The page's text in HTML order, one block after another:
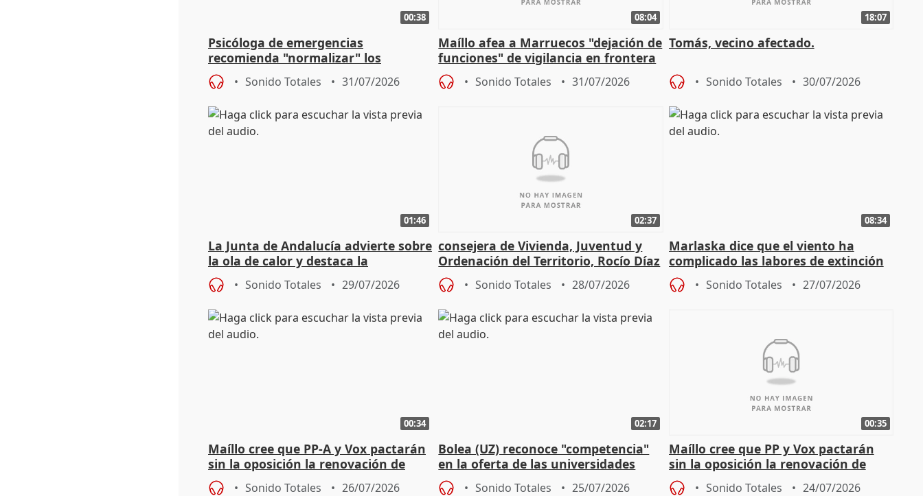
00:38
Psicóloga de emergencias
recomienda "normalizar" los
síntomas tras sufrir un incendio
Sonido Totales 31/07/2026
08:04
Maíllo afea a Marruecos "dejación de
funciones" de vigilancia en frontera
con Ceuta
Sonido Totales 31/07/2026
18:07
Tomás, vecino afectado.
Sonido Totales 30/07/2026
01:46
La Junta de Andalucía advierte sobre
la ola de calor y destaca la
importancia de la prevención
Sonido Totales 29/07/2026
02:37
consejera de Vivienda, Juventud y
Ordenación del Territorio, Rocío Díaz
Sonido Totales 28/07/2026
08:34
Marlaska dice que el viento ha
complicado las labores de extinción
durante la madrugada
Sonido Totales 27/07/2026
00:34
Maíllo cree que PP-A y Vox pactarán
sin la oposición la renovación de
órganos como el Defensor
Sonido Totales 26/07/2026
02:17
Bolea (UZ) reconoce "competencia"
en la oferta de las universidades
privadas
Sonido Totales 25/07/2026
00:35
Maíllo cree que PP y Vox pactarán
sin la oposición la renovación de
órganos como el Defensor
Sonido Totales 24/07/2026